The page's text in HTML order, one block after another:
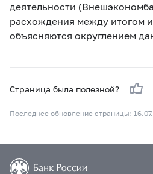
деятельности
расхождения между итогом
объясняются округлением
Страница была полезной?
Последнее обновление страницы: